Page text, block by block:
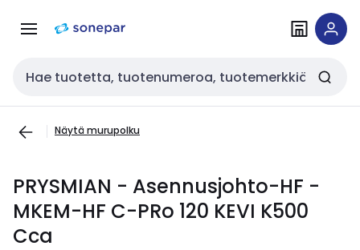
navigointiinsisältöön
Haku
Näytä murupolku
PRYSMIAN - Asennusjohto-HF -
MKEM-HF C-PRo 120 KEVI K500
Cca